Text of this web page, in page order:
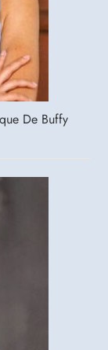
De Buffy